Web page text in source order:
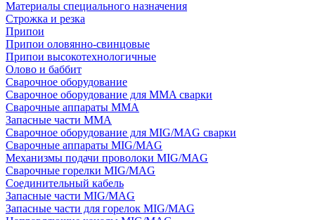
Материалы специального назначения
Строжка и резка
Припои
Припои оловянно-свинцовые
Припои высокотехнологичные
Олово и баббит
Сварочное оборудование
Сварочное оборудование для MMA сварки
Сварочные аппараты MMA
Запасные части MMA
Сварочное оборудование для MIG/MAG сварки
Сварочные аппараты MIG/MAG
Механизмы подачи проволоки MIG/MAG
Сварочные горелки MIG/MAG
Соединительный кабель
Запасные части MIG/MAG
Запасные части для горелок MIG/MAG